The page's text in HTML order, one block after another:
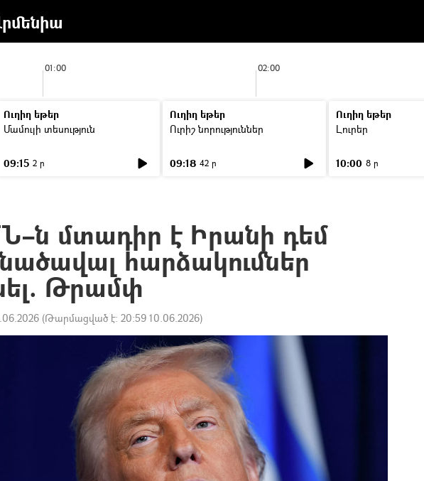
01:00 02:00
Ուղիղ եթեր
Մամուլի տեսություն
09:15 2 ր
Ուղիղ եթեր
Ուրիշ նորություններ
09:18 42 ր
Ուղիղ եթեր
Լուրեր
10:00 8 ր
մտադիր է Իրանի դեմ
հարձակումներ
Թրամփ
(Թարմացված է: 20:59 10.06.2026)